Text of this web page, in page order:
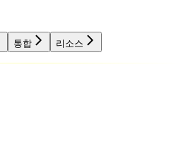
통합 리소스